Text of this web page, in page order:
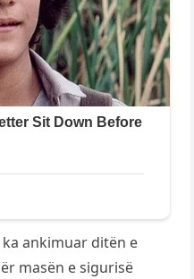
ankimuar ditën e
masën e sigurisë